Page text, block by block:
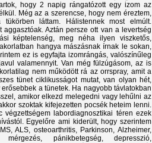
hogy 2 napig rángatózott egy izom az
Még az a szerencse, hogy nem éreztem,
láttam. Hálistennek most elmúlt.
Aztán persze ott van a levertség
képtelenség, meg néha ilyen viszketős,
hangya mászásnak írnak le sokan,
ez is egyfajta izomrángás, valószínűleg
valamennyit. Van még fülzúgásom, az is
nem működött rá az orrspray, amit a
tünet ciklikusságot mutat, van olyan hét,
a tünetek. Ha nagyobb távlatokban
amikor elkezd melegedni vagy lehűlni az
szoktak kifejezetten pocsék heteim lenni.
labordiagnosztikai téren ezek
Egyelőre ami kiderült, hogy szerintem
ALS, osteoarthritis, Parkinson, Alzheimer,
pánikbetegség, depresszió,